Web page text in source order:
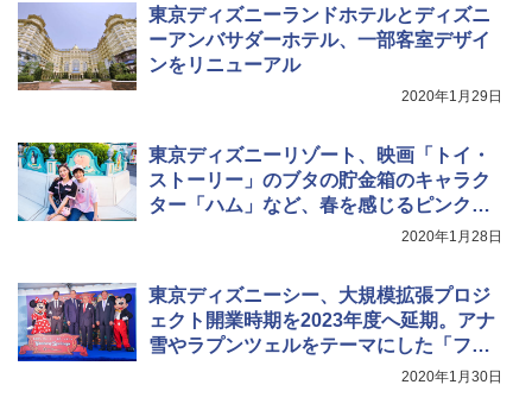
東京ディズニーランドホテルとディズニ
ーアンバサダーホテル、一部客室デザイ
ンをリニューアル
2020年1月29日
東京ディズニーリゾート、映画「トイ・
ストーリー」のブタの貯金箱のキャラク
ター「ハム」など、春を感じるピンク色
2020年1月28日
東京ディズニーシー、大規模拡張プロジ
ェクト開業時期を2023年度へ延期。アナ
雪やラプンツェルをテーマにした「ファ
ンタジースプリングス（Fantasy Spring
2020年1月30日